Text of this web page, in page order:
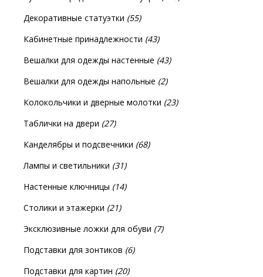
Декоративные статуэтки (55)
Кабинетные принадлежности (43)
Вешалки для одежды настенные (43)
Вешалки для одежды напольные (2)
Колокольчики и дверные молотки (23)
Таблички на двери (27)
Канделябры и подсвечники (68)
Лампы и светильники (31)
Настенные ключницы (14)
Столики и этажерки (21)
Эксклюзивные ложки для обуви (7)
Подставки для зонтиков (6)
Подставки для картин (20)